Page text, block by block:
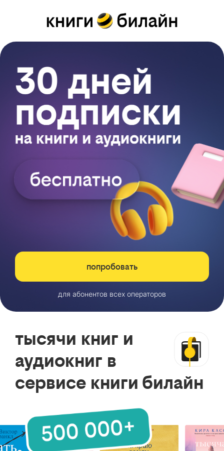
попробовать
для абонентов всех операторов
тысячи книг и
аудиокниг в
сервисе книги билайн